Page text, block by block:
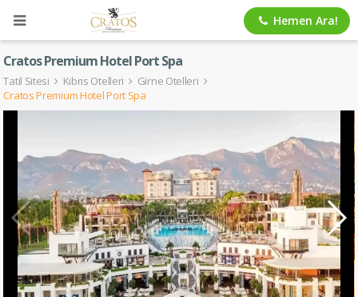
Hemen Ara!
Cratos Premium Hotel Port Spa
Tatil Sitesi Kıbrıs Otelleri
Girne Otelleri
Cratos Premium Hotel Port Spa